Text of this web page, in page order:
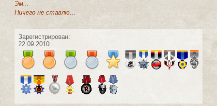
Эм...
Ничего не ставлю...
Зарегистрирован:
22.09.2010